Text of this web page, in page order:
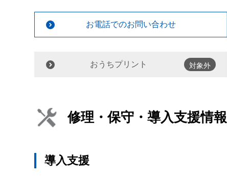
お電話でのお問い合わせ
おうちプリント 対象外
修理・保守・導入支援情報
導入支援